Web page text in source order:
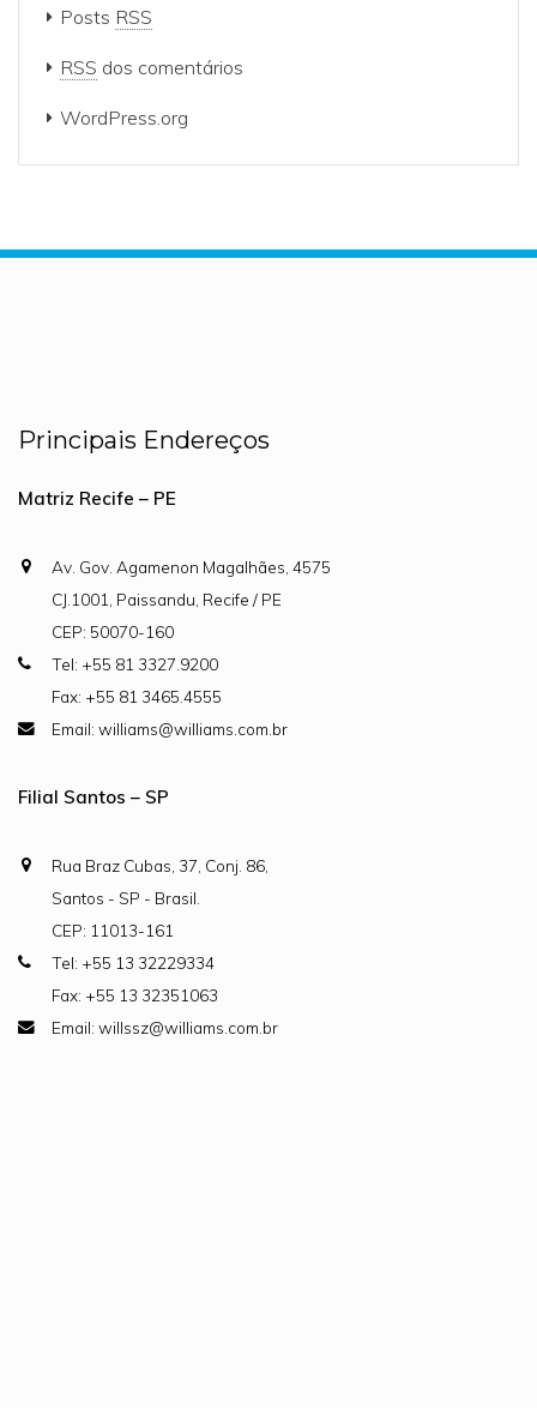
Posts RSS
RSS dos comentários
WordPress.org
Principais Endereços
Matriz Recife – PE
Av. Gov. Agamenon Magalhães, 4575
CJ.1001, Paissandu, Recife / PE
CEP: 50070-160
Tel: +55 81 3327.9200
Fax: +55 81 3465.4555
Email: williams@williams.com.br
Filial Santos – SP
Rua Braz Cubas, 37, Conj. 86,
Santos - SP - Brasil.
CEP: 11013-161
Tel: +55 13 32229334
Fax: +55 13 32351063
Email: willssz@williams.com.br